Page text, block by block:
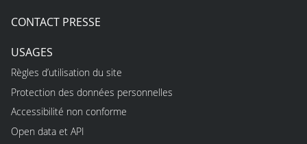
CONTACT PRESSE
USAGES
Règles d’utilisation du site
Protection des données personnelles
Accessibilité non conforme
Open data et API